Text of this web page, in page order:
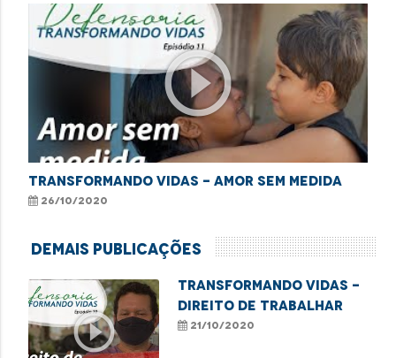
play_circle_outline
Transformando Vidas - Amor sem medida
26/10/2020
Demais Publicações
play_circle_outline
Transformando Vidas -
Direito de trabalhar
21/10/2020